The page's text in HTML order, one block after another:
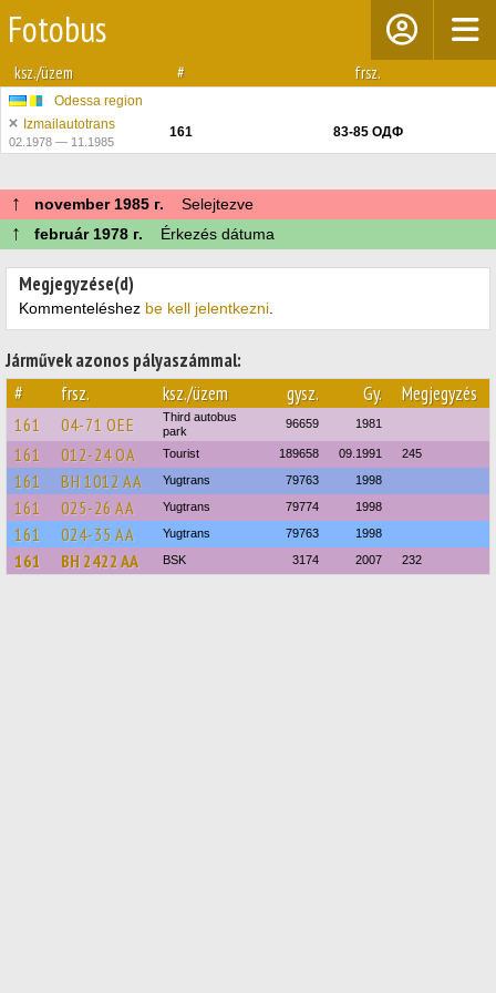
Fotobus
ksz./üzem # frsz.
Odessa region
Izmailautotrans
02.1978 — 11.1985
161 83-85 ОДФ
↑ november 1985 г. Selejtezve
↑ február 1978 г. Érkezés dátuma
Megjegyzése(d)
Kommenteléshez be kell jelentkezni
Járművek azonos pályaszámmal:
#
frsz. ksz./üzem gysz. Gy. Megjegyzés
161 04-71 ОЕЕ
Third autobus
park
96659 1981
161 012-24 ОА Tourist 189658 09.1991 245
161 BH 1012 AA Yugtrans 79763 1998
161 025-26 АА Yugtrans 79774 1998
161 024-35 АА Yugtrans 79763 1998
161 BH 2422 AA BSK 3174 2007 232